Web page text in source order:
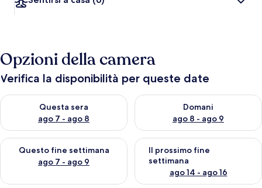
Opzioni della camera
Verifica la disponibilità per queste date
Questa sera
ago 7 - ago 8
Verifica la disponibilità per questa sera, ago 7 - ago 8
Domani
ago 8 - ago 9
Verifica la disponibilità per
Questo fine settimana
ago 7 - ago 9
Verifica la disponibilità per questo fine settimana, ago 7 - ago
Il prossimo fine
settimana
ago 14 - ago 16
Verifica la disponibilità per il